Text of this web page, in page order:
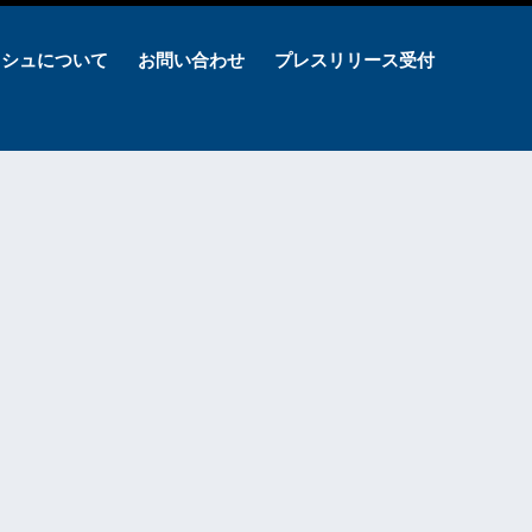
ュについて お問い合わせ プレスリリース受付